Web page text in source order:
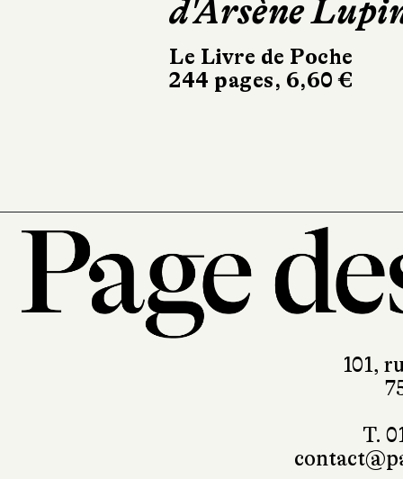
d'Arsène
Le Livre de Poche
244 pages, 6,60 €
De terre et de
mer
Buchet Chastel
101,
T.